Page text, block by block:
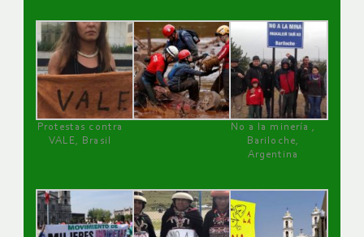
Protestas contra
VALE, Brasil
No a la minería ,
Bariloche,
Argentina